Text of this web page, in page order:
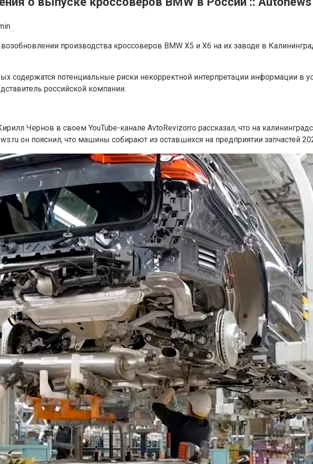
производства кроссоверов BMW X5 и X6 на их заводе в
потенциальные риски некорректной интерпретации информации в
российской компании.
Чернов в своем YouTube-канале AvtoRevizorro рассказал, что на
он пояснил, что машины собирают из оставшихся на предприятии запчастей